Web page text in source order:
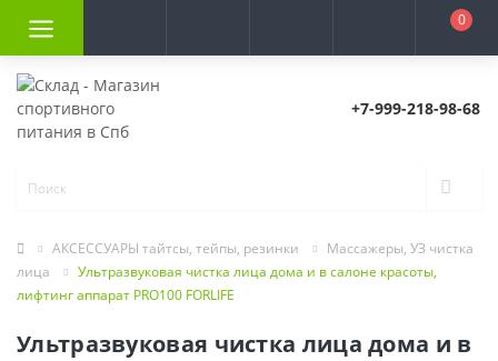
0
+7-999-218-98-68
АКСЕССУАРЫ тайтсы, тейпы, резинки
Массажеры, УЗ чистка
лица
Ультразвуковая чистка лица дома и в салоне красоты,
лифтинг аппарат PRO100 FORLIFE
Ультразвуковая чистка лица дома и в